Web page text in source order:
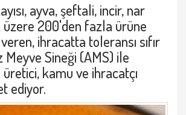
ayva, şeftali, incir, nar
200'den fazla ürüne
ihracatta toleransı sıfır
Meyve Sineği (AMS) ile
kamu ve ihracatçı
ediyor.